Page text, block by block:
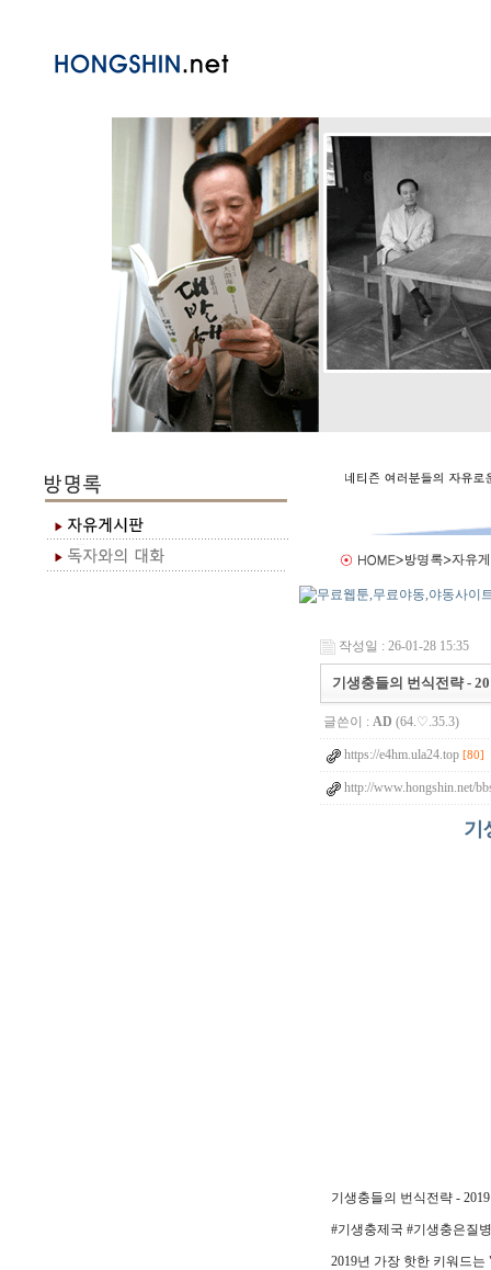
작성일 : 26-01-28 15:35
기생충들의 번식전략 -
글쓴이 : AD (64.♡.35.3)
https://e4hm.ula24.top [80]
http://www.hongshin.net/
기
기생충들의 번식전략 -
#기생충제국 #기생충은질
2019년 가장 핫한 키워드